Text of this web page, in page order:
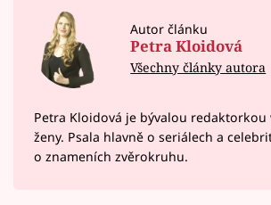
Autor článku
Petra Kloidová
Všechny články autora
Petra Kloidová je bývalou redaktorkou
ženy. Psala hlavně o seriálech a
o znameních zvěrokruhu.